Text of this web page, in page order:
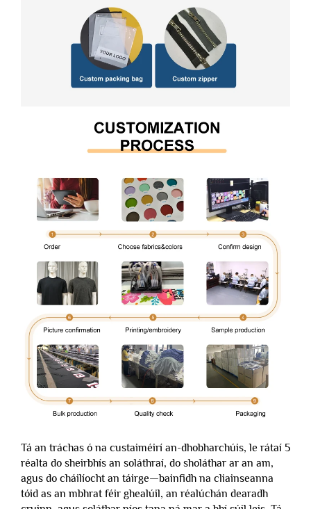
Tá an tráchas ó na custaiméirí an-dhobharchúis, le rátaí 5
réalta do sheirbhís an soláthraí, do sholáthar ar an am,
agus do cháilíocht an táirge—bainfidh na cliainseanna
tóid as an mbhrat féir ghealúil, an réalúchán dearadh